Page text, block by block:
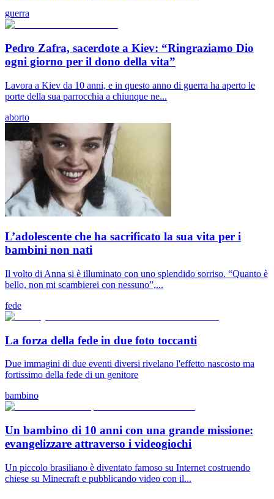
guerra
Pedro Zafra, sacerdote a Kiev: “Ringraziamo Dio
ogni giorno per il dono della vita”
Lavora a Kiev da 10 anni, e in questo anno di guerra ha aperto le
porte della sua parrocchia a chiunque ne...
aborto
L’adolescente che ha sacrificato la sua vita per i
bambini non nati
Il volto di Anna si è illuminato con uno splendido sorriso. “Quanto è
bello, non mi scambierei con nessuno”,...
fede
La forza della fede in due foto toccanti
Due immagini di due eventi diversi rivelano l'effetto nascosto ma
fortissimo della fede di un genitore
bambino
Un bambino di 10 anni con una grande missione:
evangelizzare attraverso i videogiochi
Un piccolo brasiliano è diventato famoso su Internet costruendo
chiese su Minecraft e pubblicando video con il...